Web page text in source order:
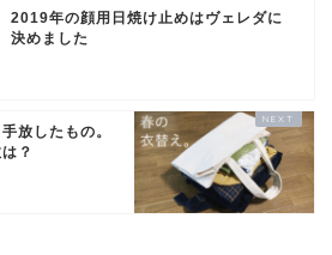
2019年の顔用日焼け止めはヴェレダに
決めました
放したもの。
？